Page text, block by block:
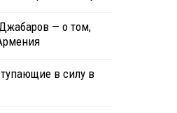
— о том,
в силу в